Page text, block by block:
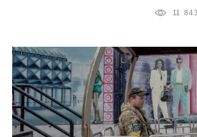
11 843